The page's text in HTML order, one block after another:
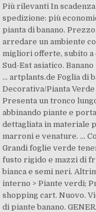
Più rilevanti In
spedizione: più
pianta di banano. Prezzo
arredare un ambiente
migliori offerte, subito a
Sud-Est asiatico.
... artplants.de Foglia di
Decorativa/Pianta Verde
Presenta un tronco
abbinando piante e
dettagliata in materiale
marroni e venature. ...
Grandi foglie verde
fusto rigido e mazzi di
bianca e semi neri.
interno > Piante verdi;
shopping cart. Nuovo.
di piante banano.